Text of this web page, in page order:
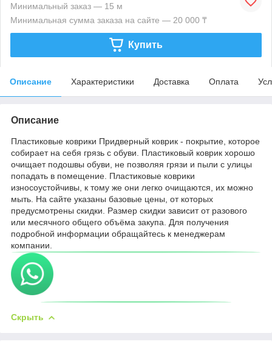
Минимальный заказ — 15 м
Минимальная сумма заказа на сайте — 20 000 ₸
Купить
Описание Характеристики Доставка Оплата
Описание
Пластиковые коврики Придверный коврик - покрытие, которое
собирает на себя грязь с обуви. Пластиковый коврик хорошо
очищает подошвы обуви, не позволяя грязи и пыли с улицы
попадать в помещение. Пластиковые коврики
износоустойчивы, к тому же они легко очищаются, их можно
мыть. На сайте указаны базовые цены, от которых
предусмотрены скидки. Размер скидки зависит от разового
или месячного общего объёма закупа. Для получения
подробной информации обращайтесь к менеджерам
компании.
Скрыть